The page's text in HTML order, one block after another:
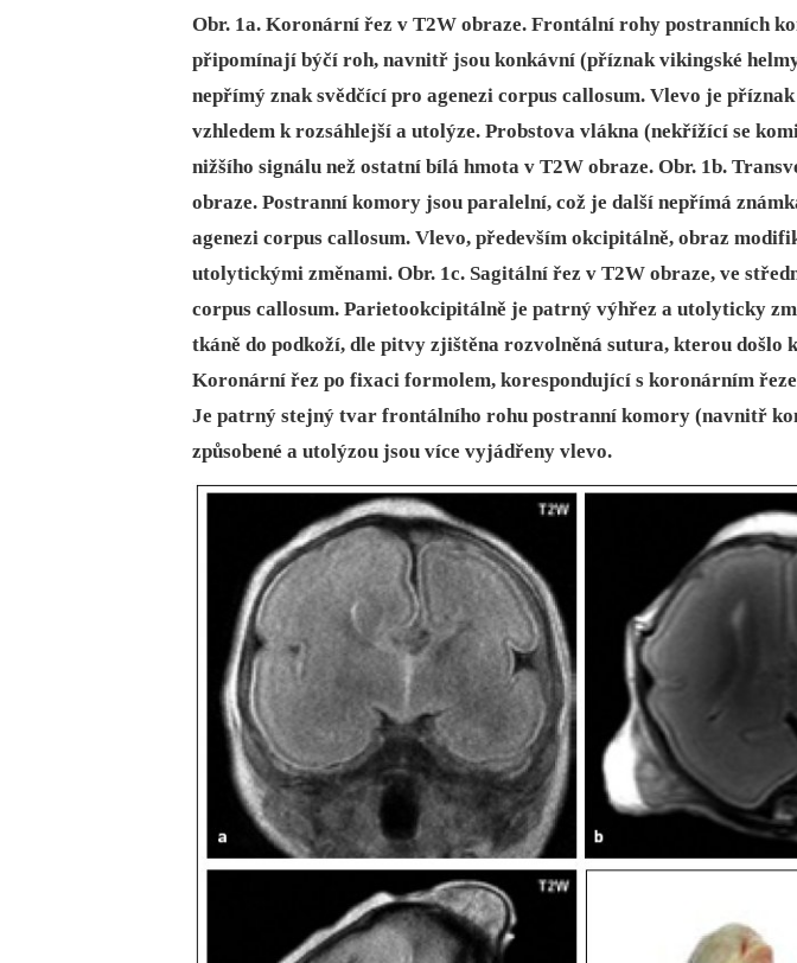
Obr. 1a. Koronární řez v T2W obraze. Frontální rohy postranních
připomínají býčí roh, navnitř jsou konkávní (příznak vikingské
nepřímý znak svědčící pro agenezi corpus callosum. Vlevo je
vzhledem k rozsáhlejší a utolýze. Probstova vlákna (nekřížící se
nižšího signálu než ostatní bílá hmota v T2W obraze. Obr. 1b.
obraze. Postranní komory jsou paralelní, což je další nepřímá
agenezi corpus callosum. Vlevo, především okcipitálně, obraz
utolytickými změnami. Obr. 1c. Sagitální řez v T2W obraze, ve
corpus callosum. Parietookcipitálně je patrný výhřez a utolyticky
tkáně do podkoží, dle pitvy zjištěna rozvolněná sutura, kterou došlo
Koronární řez po fixaci formolem, korespondující s koronárním
Je patrný stejný tvar frontálního rohu postranní komory (navnitř
způsobené a utolýzou jsou více vyjádřeny vlevo.